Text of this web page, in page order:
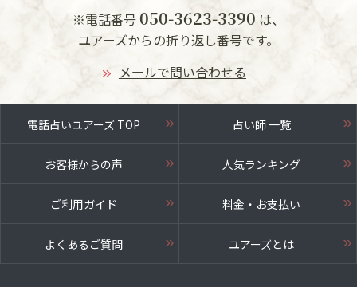
※電話番号 050-3623-3390 は、
ユアーズからの折り返し番号です。
メールで問い合わせる
電話占いユアーズ TOP 占い師 一覧
お客様からの声 人気ランキング
ご利用ガイド 料金・お支払い
よくあるご質問 ユアーズとは